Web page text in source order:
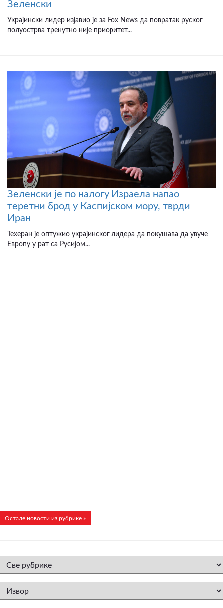
Зеленски
Украјински лидер изјавио је за Fox News да повратак руског
полуострва тренутно није приоритет...
Зеленски је по налогу Израела напао
теретни брод у Каспијском мору, тврди
Иран
Техеран је оптужио украјинског лидера да покушава да увуче
Европу у рат са Русијом...
Остале новости из рубрике »